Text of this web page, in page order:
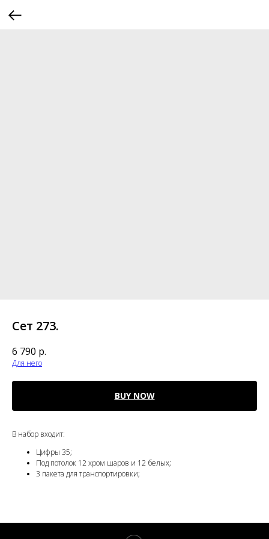
Сет 273.
6 790 р.
Для него
BUY NOW
В набор входит:
Цифры 35;
Под потолок 12 хром шаров и 12 белых;
3 пакета для транспортировки;